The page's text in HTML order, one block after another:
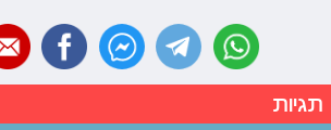
תגיות